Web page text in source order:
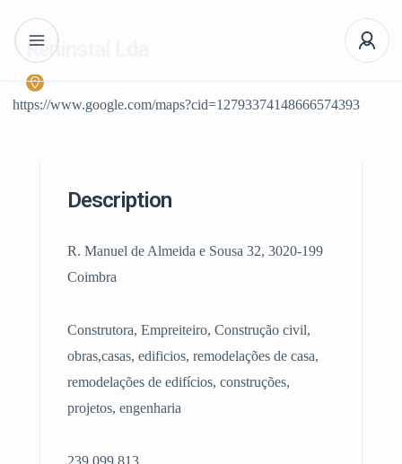
Reninstal Lda
https://www.google.com/maps?cid=12793374148666574393
Description
R. Manuel de Almeida e Sousa 32, 3020-199
Coimbra
Construtora, Empreiteiro, Construção civil,
obras,casas, edificios, remodelações de casa,
remodelações de edifícios, construções,
projetos, engenharia
239 099 813